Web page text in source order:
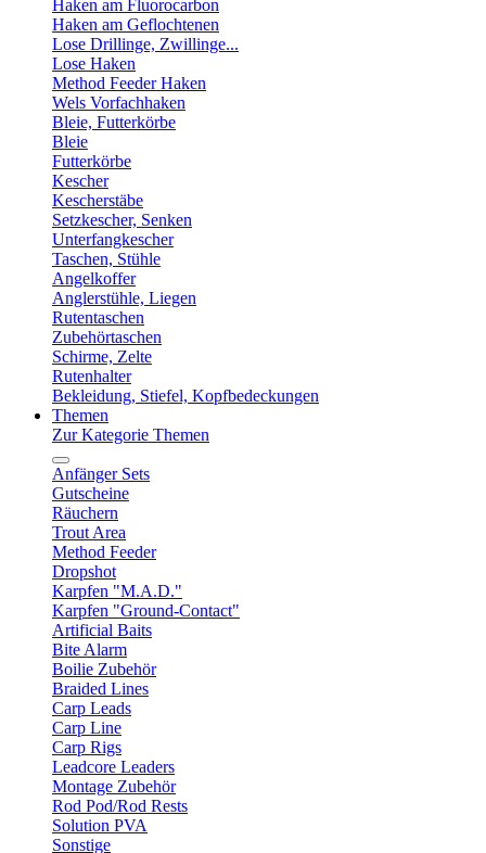
Haken am Fluorocarbon
Haken am Geflochtenen
Lose Drillinge, Zwillinge...
Lose Haken
Method Feeder Haken
Wels Vorfachhaken
Bleie, Futterkörbe
Bleie
Futterkörbe
Kescher
Kescherstäbe
Setzkescher, Senken
Unterfangkescher
Taschen, Stühle
Angelkoffer
Anglerstühle, Liegen
Rutentaschen
Zubehörtaschen
Schirme, Zelte
Rutenhalter
Bekleidung, Stiefel, Kopfbedeckungen
Themen
Zur Kategorie Themen
Anfänger Sets
Gutscheine
Räuchern
Trout Area
Method Feeder
Dropshot
Karpfen "M.A.D."
Karpfen "Ground-Contact"
Artificial Baits
Bite Alarm
Boilie Zubehör
Braided Lines
Carp Leads
Carp Line
Carp Rigs
Leadcore Leaders
Montage Zubehör
Rod Pod/Rod Rests
Solution PVA
Sonstige